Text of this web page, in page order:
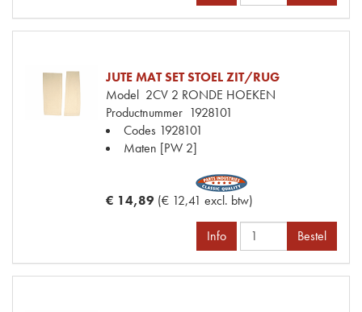
JUTE MAT SET STOEL ZIT/RUG
Model 2CV 2 RONDE HOEKEN
Productnummer 1928101
Codes 1928101
Maten [PW 2]
€ 14,89 (€ 12,41 excl. btw)
Info Bestel